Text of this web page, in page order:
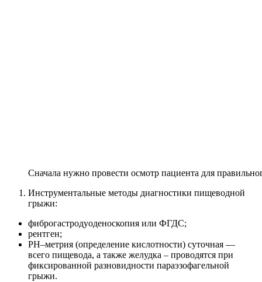
Сначала нужно провести осмотр пациента для
Инструментальные методы диагностики пищеводной
грыжи:
фиброгастродуоденоскопия или ФГДС;
рентген;
РН–метрия (определение кислотности) суточная —
всего пищевода, а также желудка – проводятся при
фиксированной разновидности параэзофагельной
грыжи.